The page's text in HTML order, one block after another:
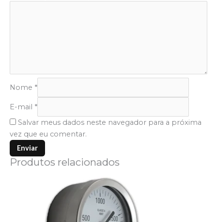
Nome *
E-mail *
Salvar meus dados neste navegador para a próxima
vez que eu comentar.
Produtos relacionados